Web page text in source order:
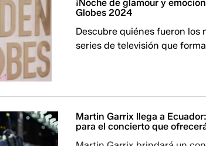
¡Noche de glamour y
Globes 2024
Descubre quiénes fueron los
series de televisión que
Martin Garrix llega a
para el concierto que